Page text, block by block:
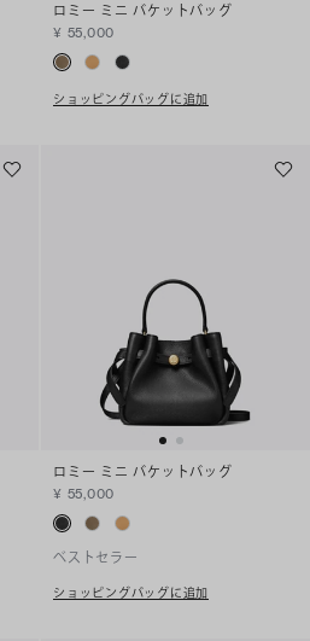
ロミー ミニ バケットバッグ
¥ 55,000
ショッピングバッグに追加
ロミー ミニ バケットバッグ
¥ 55,000
ベストセラー
ショッピングバッグに追加